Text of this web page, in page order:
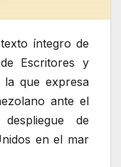
íntegro de
Escritores y
la que expresa
ante el
de
en el mar